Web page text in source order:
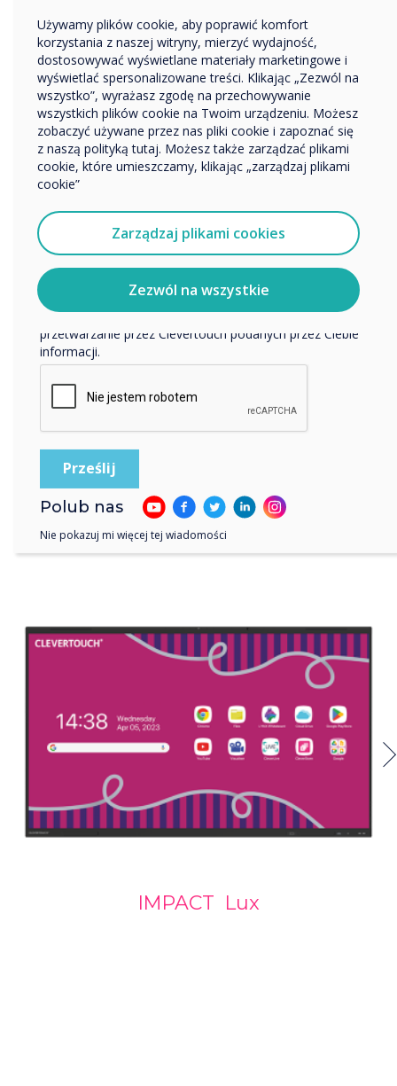
Najnowocześniejsze innowacje na wyciągnięcie
ręki
Dostęp do najnowszej wersji
Clevertouch
Podnieś swoje wrażenia wizualne, aktualizując ekran do
najnowszej wersji Clevertouch i skorzystaj z nowej ery
najnowocześniejszych innowacji i zwiększonej wydajności.
Dzięki tej aktualizacji uzyskasz dostęp do wielu
Clevertouch pozostanie w czołówce technologii.
Lux Mini is compatible
with
IMPACT Lux
Używamy plików cookie, aby poprawić komfort
korzystania z naszej witryny, mierzyć wydajność,
dostosowywać wyświetlane materiały marketingowe i
wyświetlać spersonalizowane treści. Klikając „Zezwól na
wszystko”, wyrażasz zgodę na przechowywanie
wszystkich plików cookie na Twoim urządzeniu. Możesz
zobaczyć używane przez nas pliki cookie i zapoznać się
z naszą polityką tutaj. Możesz także zarządzać plikami
cookie, które umieszczamy, klikając „zarządzaj plikami
cookie”
Zarządzaj plikami cookies
Zezwól na wszystkie
Przedsiębiorstwo
Inne
Nazwa firmy
Chcielibyśmy się z Tobą skontaktować w sprawie
naszych produktów i usług za pośrednictwem poczty
elektronicznej, telefonu lub poczty.
Clevertouch.
Aby uzyskać informacje o tym, jak gromadzimy i
wykorzystujemy Twoje dane osobowe, odwiedź naszą
politykę prywatności.
Klikając Wyślij, wyrażasz zgodę na przechowywanie i
przetwarzanie przez Clevertouch podanych przez Ciebie
informacji.
Polub nas
Nie pokazuj mi więcej tej wiadomości